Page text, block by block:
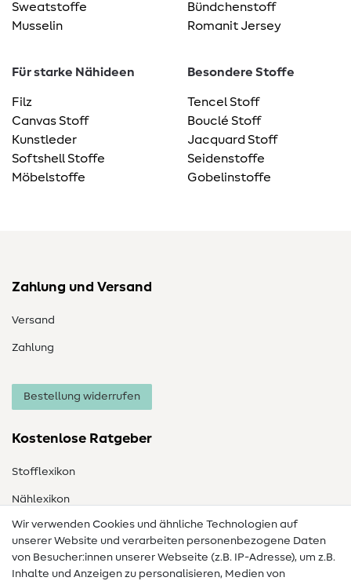
Sweatstoffe
Musselin
Bündchenstoff
Romanit Jersey
Für starke Nähideen
Filz
Canvas Stoff
Kunstleder
Softshell Stoffe
Möbelstoffe
Besondere Stoffe
Tencel Stoff
Bouclé Stoff
Jacquard Stoff
Seidenstoffe
Gobelinstoffe
Zahlung und Versand
Versand
Zahlung
Bestellung widerrufen
Kostenlose Ratgeber
Stofflexikon
Nählexikon
Nähanleitungen
Hilfe & Kontakt
Wir verwenden Cookies und ähnliche Technologien auf
unserer Website und verarbeiten personenbezogene Daten
von Besucher:innen unserer Webseite (z.B. IP-Adresse), um z.B.
Inhalte und Anzeigen zu personalisieren, Medien von